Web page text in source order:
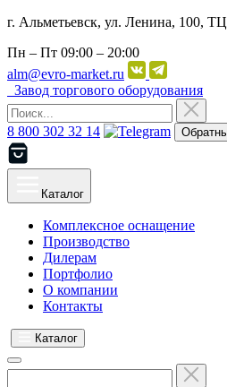
г. Альметьевск, ул. Ленина, 100,
Пн – Пт 09:00 – 20:00
alm@evro-market.ru
Завод торгового оборудования
8 800 302 32 14
Каталог
Комплексное оснащение
Производство
Дилерам
Портфолио
О компании
Контакты
Каталог